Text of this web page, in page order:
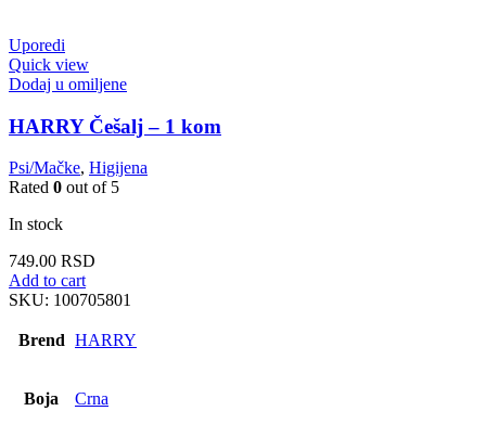
Uporedi
Quick view
Dodaj u omiljene
HARRY Češalj – 1 kom
Psi/Mačke, Higijena
Rated 0 out of 5
In stock
749.00 RSD
Add to cart
SKU: 100705801
Brend HARRY
Boja Crna